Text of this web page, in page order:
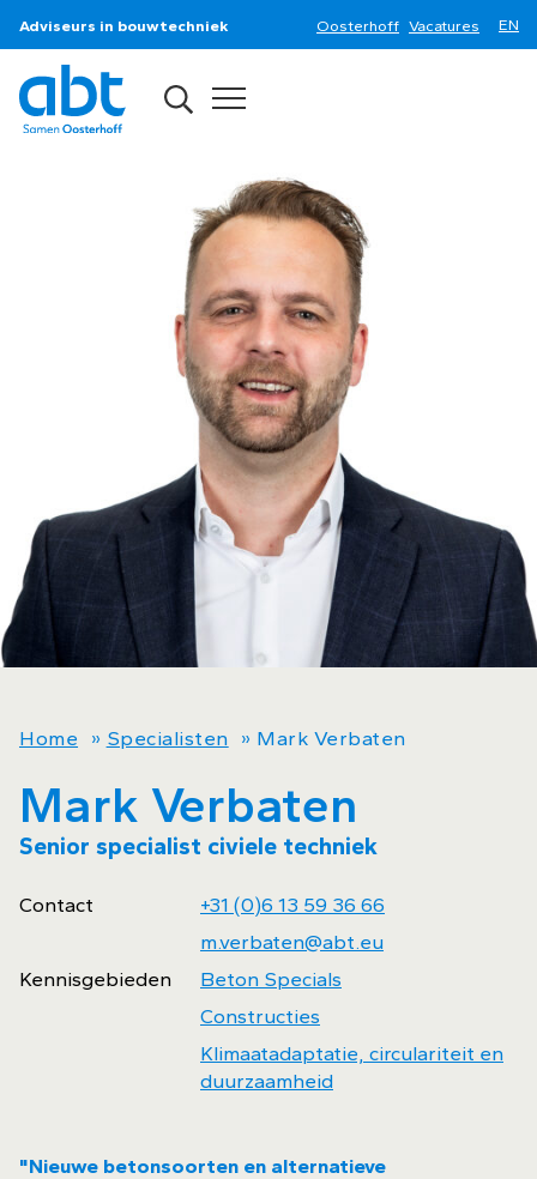
Adviseurs in bouwtechniek Oosterhoff Vacatures
Home » Specialisten » Mark Verbaten
Mark Verbaten
Senior specialist civiele techniek
Contact
+31 (0)6 13 59 36 66
m.verbaten@abt.eu
Kennisgebieden
Beton Specials
Constructies
Klimaatadaptatie, circulariteit en
duurzaamheid
"Nieuwe betonsoorten en alternatieve